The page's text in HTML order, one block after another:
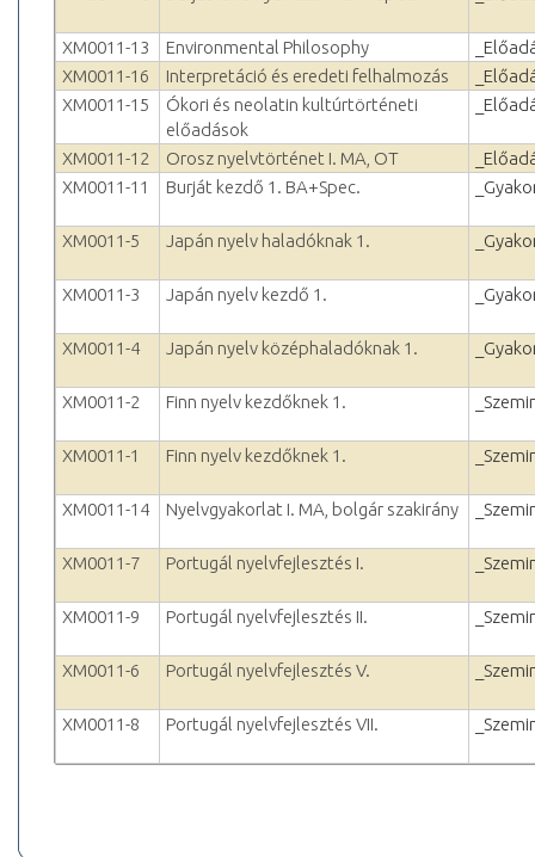
XM0011-13 Environmental Philosophy
XM0011-16
Interpretáció és eredeti felhalmozás
XM0011-15
Ókori és neolatin kultúrtörténeti
előadások
XM0011-12 Orosz nyelvtörténet I. MA, OT
XM0011-11
Burját kezdő 1. BA+Spec.
XM0011-5 Japán nyelv haladóknak 1.
XM0011-3 Japán nyelv kezdő 1.
XM0011-4 Japán nyelv középhaladóknak 1.
XM0011-2 Finn nyelv kezdőknek 1.
XM0011-1 Finn nyelv kezdőknek 1.
XM0011-14 Nyelvgyakorlat I. MA, bolgár szakirány
XM0011-7 Portugál nyelvfejlesztés I.
XM0011-9 Portugál nyelvfejlesztés II.
XM0011-6 Portugál nyelvfejlesztés V.
XM0011-8 Portugál nyelvfejlesztés VII.